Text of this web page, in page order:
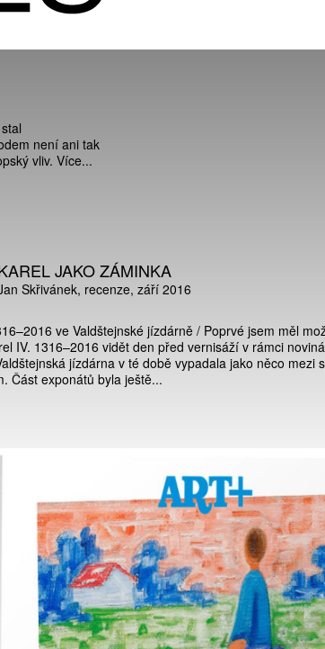
není ani tak
vliv. Více...
JAKO ZÁMINKA
Skřivánek recenze září 2016
ve Valdštejnské jízdárně / Poprvé jsem měl
IV. 1316–2016 vidět den před vernisáží v rámci
jízdárna v té době vypadala jako něco mezi
Část exponátů byla ještě...